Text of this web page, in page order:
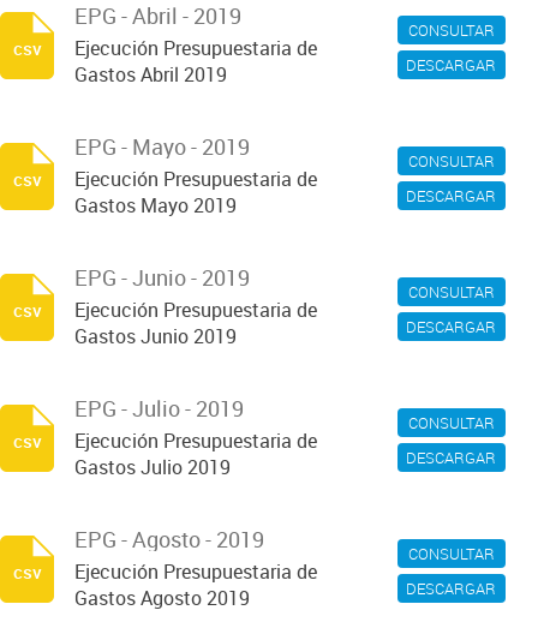
CONSULTAR
DESCARGAR
EPG - Abril - 2019
Ejecución Presupuestaria de
Gastos Abril 2019
csv
CONSULTAR
DESCARGAR
EPG - Mayo - 2019
Ejecución Presupuestaria de
Gastos Mayo 2019
csv
CONSULTAR
DESCARGAR
EPG - Junio - 2019
Ejecución Presupuestaria de
Gastos Junio 2019
csv
CONSULTAR
DESCARGAR
EPG - Julio - 2019
Ejecución Presupuestaria de
Gastos Julio 2019
csv
CONSULTAR
DESCARGAR
EPG - Agosto - 2019
Ejecución Presupuestaria de
Gastos Agosto 2019
csv